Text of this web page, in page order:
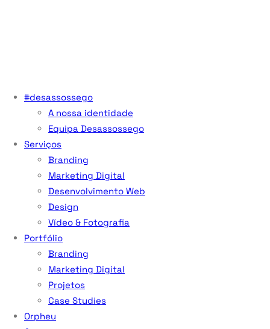
#desassossego
A nossa identidade
Equipa Desassossego
Serviços
Branding
Marketing Digital
Desenvolvimento Web
Design
Vídeo & Fotografia
Portfólio
Branding
Marketing Digital
Projetos
Case Studies
Orpheu